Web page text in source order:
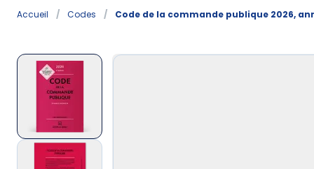
Accueil / Codes / Code de la commande publique 2026,